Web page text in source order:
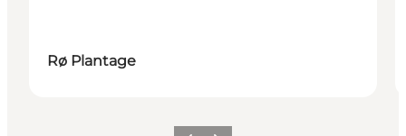
Rø Plantage